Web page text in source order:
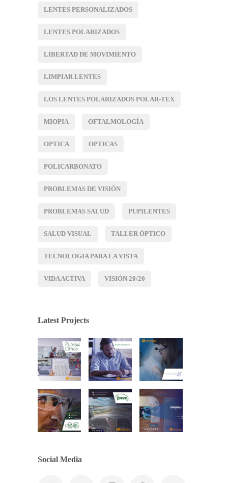
LENTES PERSONALIZADOS
LENTES POLARIZADOS
LIBERTAD DE MOVIMIENTO
LIMPIAR LENTES
LOS LENTES POLARIZADOS POLAR-TEX
MIOPIA OFTALMOLOGÍA
OPTICA OPTICAS
POLICARBONATO
PROBLEMAS DE VISIÓN
PROBLEMAS SALUD PUPILENTES
SALUD VISUAL TALLER ÓPTICO
TECNOLOGIA PARA LA VISTA
VIDA ACTIVA VISIÓN 20/20
Latest Projects
Social Media